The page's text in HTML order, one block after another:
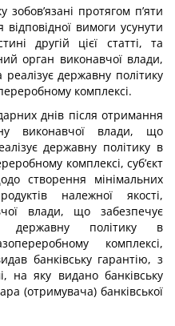
протягом п’яти
вимоги усунути
другій цієї статті, та
орган виконавчої влади,
державну політику
комплексі.
днів після отримання
виконавчої влади, що
державну політику в
комплексі, суб’єкт
створення мінімальних
належної якості,
влади, що забезпечує
державну політику в
комплексі,
банківську гарантію, з
на яку видано банківську
(отримувача) банківської